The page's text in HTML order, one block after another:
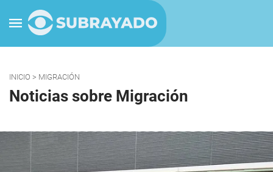
INICIO > MIGRACIÓN
Noticias sobre Migración